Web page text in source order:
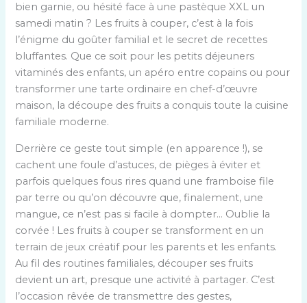
bien garnie, ou hésité face à une pastèque XXL un
samedi matin ? Les fruits à couper, c’est à la fois
l’énigme du goûter familial et le secret de recettes
bluffantes. Que ce soit pour les petits déjeuners
vitaminés des enfants, un apéro entre copains ou pour
transformer une tarte ordinaire en chef-d’œuvre
maison, la découpe des fruits a conquis toute la cuisine
familiale moderne.
Derrière ce geste tout simple (en apparence !), se
cachent une foule d’astuces, de pièges à éviter et
parfois quelques fous rires quand une framboise file
par terre ou qu’on découvre que, finalement, une
mangue, ce n’est pas si facile à dompter… Oublie la
corvée ! Les fruits à couper se transforment en un
terrain de jeux créatif pour les parents et les enfants.
Au fil des routines familiales, découper ses fruits
devient un art, presque une activité à partager. C’est
l’occasion rêvée de transmettre des gestes,